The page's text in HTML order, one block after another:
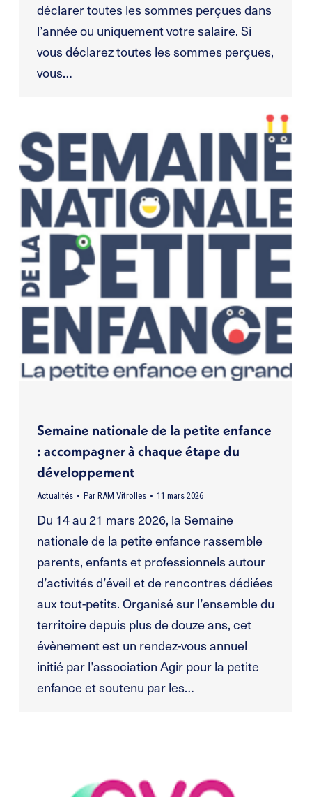
déclarer toutes les sommes perçues dans
l’année ou uniquement votre salaire. Si
vous déclarez toutes les sommes perçues,
vous…
Semaine nationale de la petite enfance
: accompagner à chaque étape du
développement
Actualités Par RAM Vitrolles 11 mars 2026
Du 14 au 21 mars 2026, la Semaine
nationale de la petite enfance rassemble
parents, enfants et professionnels autour
d’activités d’éveil et de rencontres dédiées
aux tout-petits. Organisé sur l’ensemble du
territoire depuis plus de douze ans, cet
évènement est un rendez-vous annuel
initié par l’association Agir pour la petite
enfance et soutenu par les…